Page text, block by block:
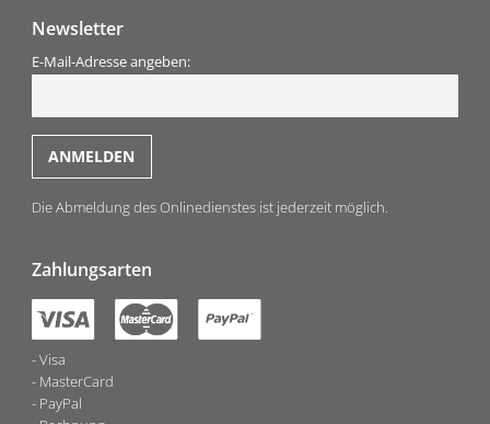
Newsletter
E-Mail-Adresse angeben:
Die Abmeldung des Onlinedienstes ist jederzeit möglich.
Zahlungsarten
Visa
MasterCard
PayPal